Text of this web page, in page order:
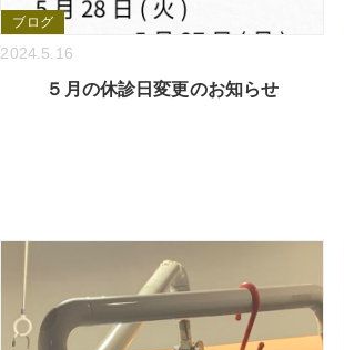
ブログ
2024.5.16
５月の休診日変更のお知らせ